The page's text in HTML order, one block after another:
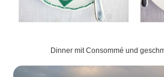
Dinner mit Consommé und